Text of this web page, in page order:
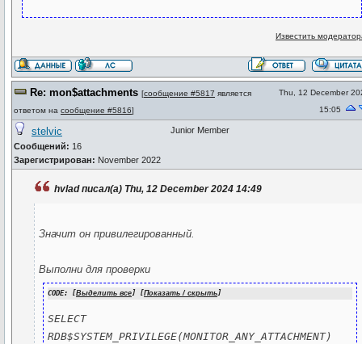
Известить
Re: mon$attachments [сообщение #5817 является
ответом на сообщение #5816]
Thu, 12 December
15:05
stelvic
Сообщений: 16
Зарегистрирован: November 2022
Junior Member
hvlad писал(а) Thu, 12 December 2024 14:49
Значит он привилегированный.
Выполни для проверки
CODE: [Выделить все] [Показать / скрыть]
SELECT
RDB$SYSTEM_PRIVILEGE(MONITOR_ANY_ATTACHMENT)